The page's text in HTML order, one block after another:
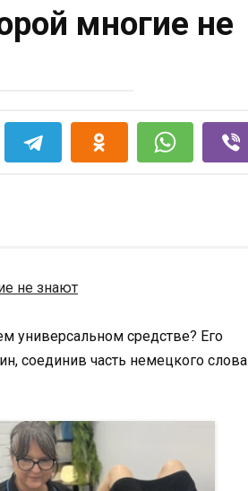
многие не
универсальном средстве? Его
соединив часть немецкого слова